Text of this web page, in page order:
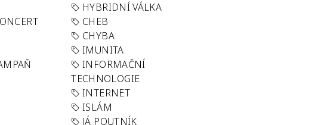
HYBRIDNÍ VÁLKA
CHEB
CHYBA
IMUNITA
INFORMAČNÍ
TECHNOLOGIE
INTERNET
ISLÁM
JÁ POUTNÍK